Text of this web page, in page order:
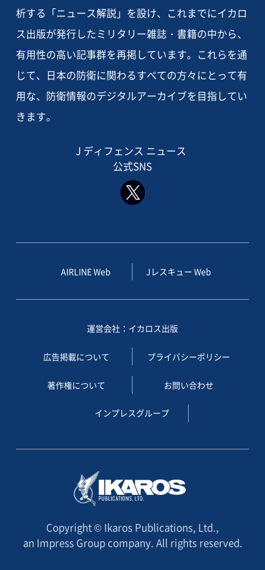
析する「ニュース解説」を設け、これまでにイカロ
ス出版が発行したミリタリー雑誌・書籍の中から、
有用性の高い記事群を再掲しています。これらを通
じて、日本の防衛に関わるすべての方々にとって有
用な、防衛情報のデジタルアーカイブを目指してい
きます。
J ディフェンス ニュース
公式SNS
AIRLINE Web Jレスキュー Web
運営会社：イカロス出版
広告掲載について プライバシーポリシー
著作権について お問い合わせ
インプレスグループ
Copyright © Ikaros Publications, Ltd.,
an Impress Group company. All rights reserved.